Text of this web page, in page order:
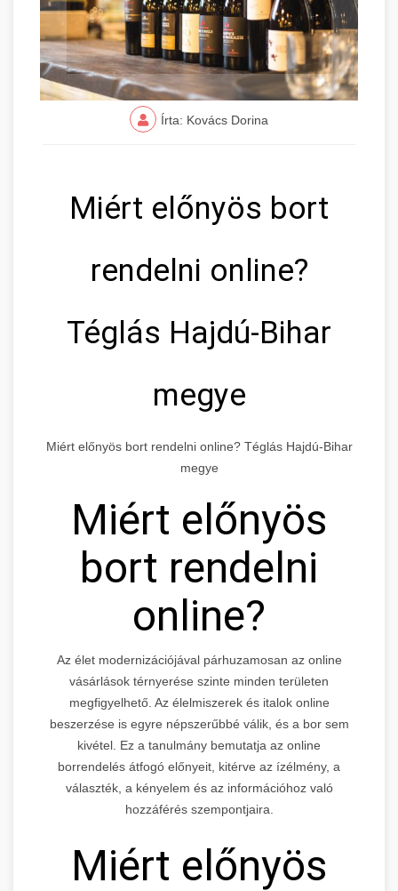
Írta: Kovács Dorina
Miért előnyös bort
rendelni online?
Téglás Hajdú-Bihar
megye
Miért előnyös bort rendelni online? Téglás Hajdú-Bihar
megye
Miért előnyös
bort rendelni
online?
Az élet modernizációjával párhuzamosan az online
vásárlások térnyerése szinte minden területen
megfigyelhető. Az élelmiszerek és italok online
beszerzése is egyre népszerűbbé válik, és a bor sem
kivétel. Ez a tanulmány bemutatja az online
borrendelés átfogó előnyeit, kitérve az ízélmény, a
választék, a kényelem és az információhoz való
hozzáférés szempontjaira.
Miért előnyös